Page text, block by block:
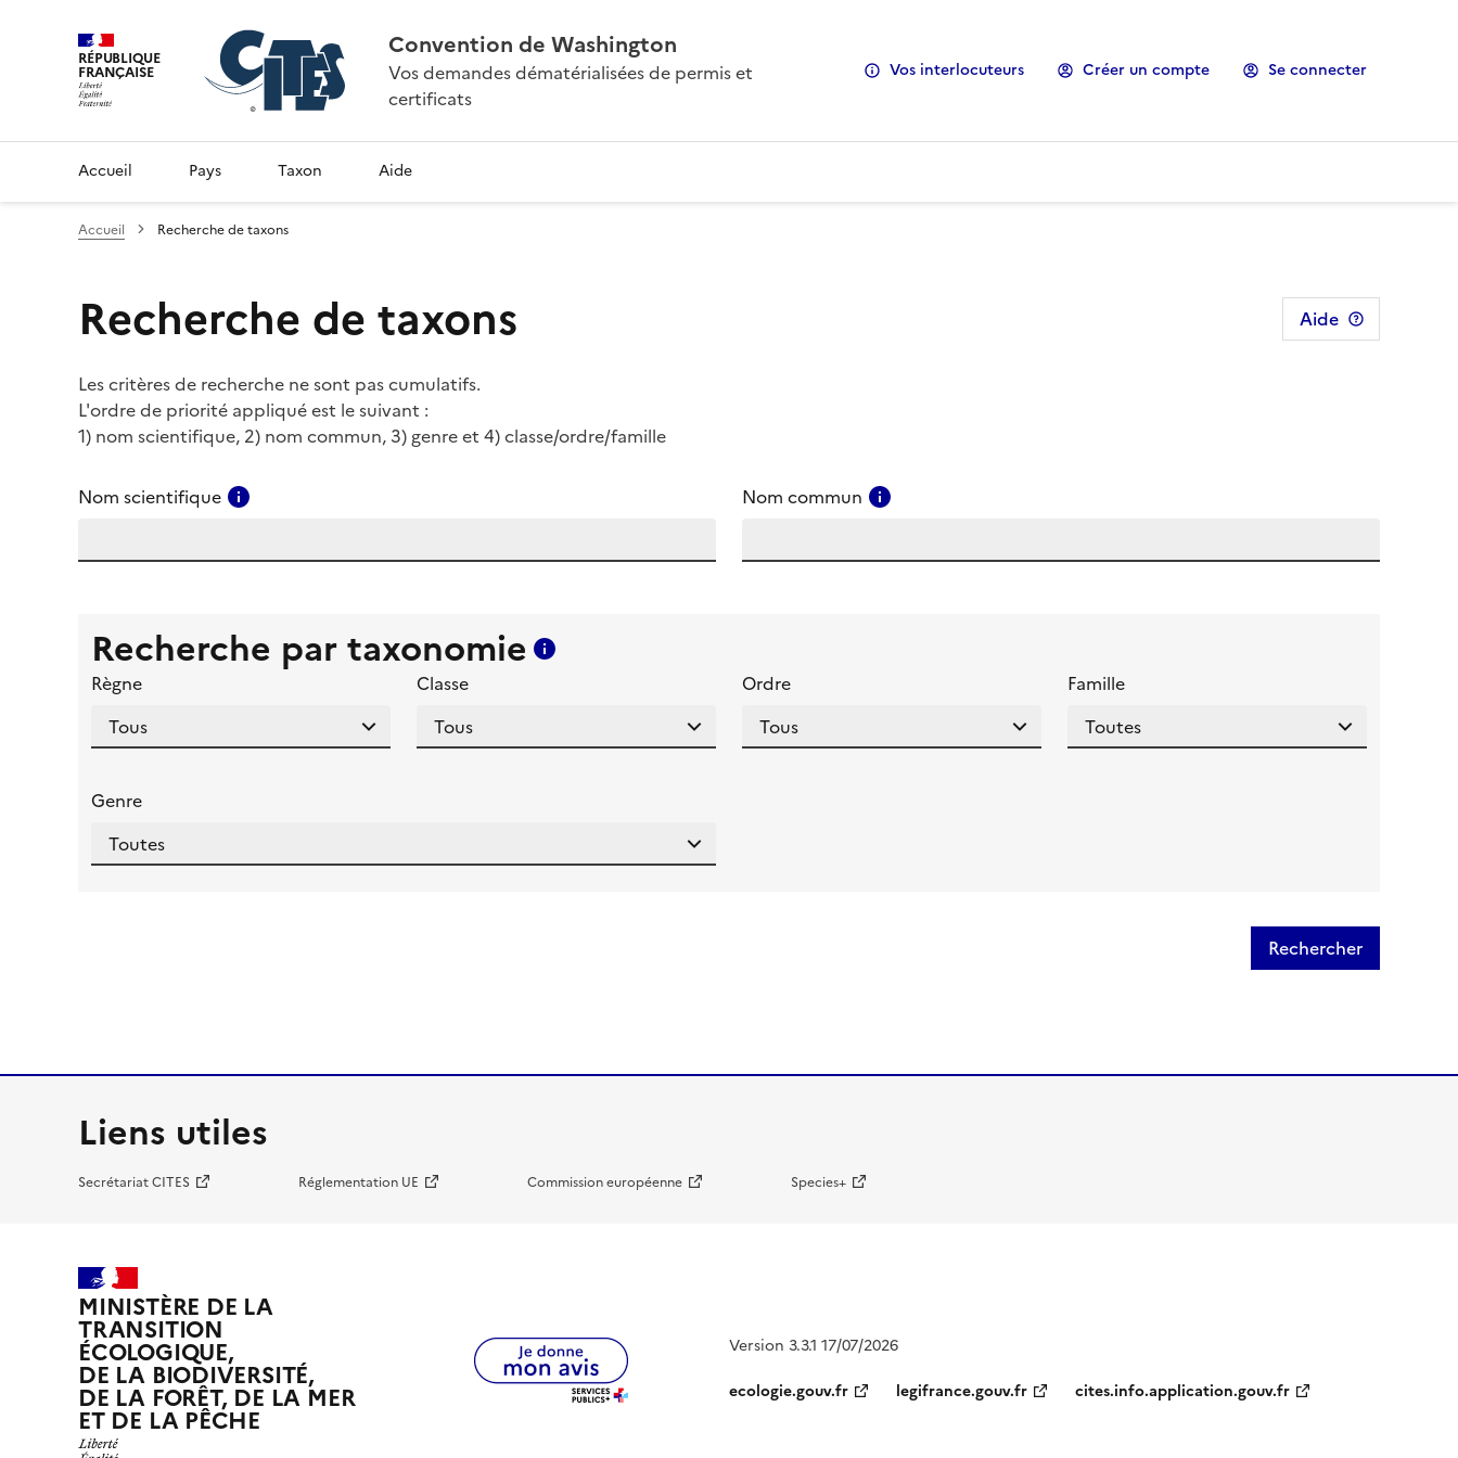
RÉPUBLIQUE
FRANÇAISE
Convention de Washington
Vos demandes dématérialisées de permis et
certificats
Vos interlocuteurs Créer un compte Se connecter
Accueil Pays Taxon Aide
Accueil Recherche de taxons
Recherche de taxons Aide
Les critères de recherche ne sont pas cumulatifs.
L'ordre de priorité appliqué est le suivant :
1) nom scientifique, 2) nom commun, 3) genre et 4) classe/ordre/famille
Nom scientifique Nom commun
Recherche par taxonomie
Règne
Classe Ordre Famille
Genre
Rechercher
Liens utiles
Secrétariat CITES Réglementation UE Commission européenne Species+
MINISTÈRE DE LA
TRANSITION
ÉCOLOGIQUE,
DE LA BIODIVERSITÉ,
DE LA FORÊT, DE LA MER
ET DE LA PÊCHE
Version 3.3.1 17/07/2026
ecologie.gouv.fr
legifrance.gouv.fr cites.info.application.gouv.fr